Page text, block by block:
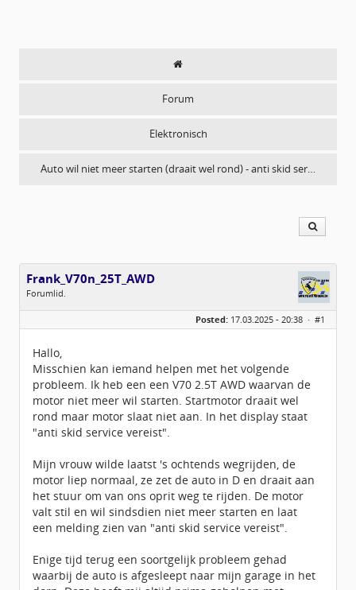
Forum
Elektronisch
Auto wil niet meer starten (draait wel rond) - anti skid ser…
Frank_V70n_25T_AWD
Forumlid.
Geslacht:
Leeftijd:
54
Geregistreerd:
Posted: 17.03.2025 - 20:38 · #1
Hallo,
Misschien kan iemand helpen met het volgende
probleem. Ik heb een een V70 2.5T AWD waarvan de
motor niet meer wil starten. Startmotor draait wel
rond maar motor slaat niet aan. In het display staat
"anti skid service vereist".
Mijn vrouw wilde laatst 's ochtends wegrijden, de
motor liep normaal, ze zet de auto in D en draait aan
het stuur om van ons oprit weg te rijden. De motor
valt stil en wil sindsdien niet meer starten en laat
een melding zien van "anti skid service vereist".
Enige tijd terug een soortgelijk probleem gehad
waarbij de auto is afgesleept naar mijn garage in het